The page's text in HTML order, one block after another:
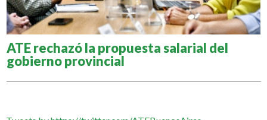
ATE rechazó la propuesta salarial del
gobierno provincial